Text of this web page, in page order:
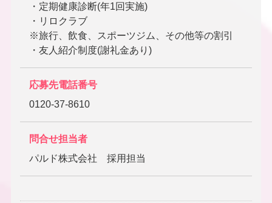
・定期健康診断(年1回実施)
・リロクラブ
※旅行、飲食、スポーツジム、その他等の割引
・友人紹介制度(謝礼金あり)
応募先電話番号
0120-37-8610
問合せ担当者
パルド株式会社 採用担当